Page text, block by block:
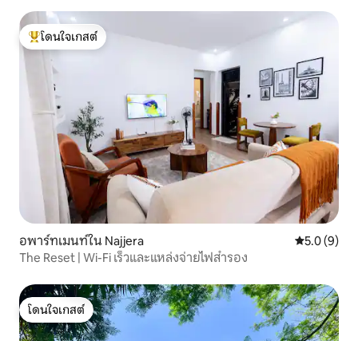
โดนใจเกสต์ที่สุด
โดนใจเกสต์
อพาร์ทเมนท์ใน Najjera คะแนนเฉลี่
5.0 (9)
The Reset | Wi-Fi เร็วและแหล่งจ่ายไฟสำรอง
โดนใจเกสต์
โดนใจเกสต์